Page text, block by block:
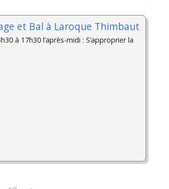
et Bal à Laroque Thimbaut
à 17h30 l’après-midi : S’approprier la